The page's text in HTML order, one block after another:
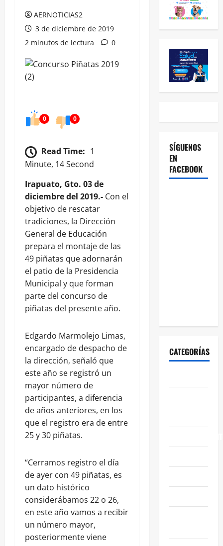
AERNOTICIAS2
3 de diciembre de 2019
2 minutos de lectura
0
0 0
Read Time: 1
Minute, 14 Second
Irapuato, Gto. 03 de
diciembre del 2019.- Con el
objetivo de rescatar
tradiciones, la Dirección
General de Educación
prepara el montaje de las
49 piñatas que adornarán
el patio de la Presidencia
Municipal y que forman
parte del concurso de
piñatas del presente año.
Edgardo Marmolejo Limas,
encargado de despacho de
la dirección, señaló que
este año se registró un
mayor número de
participantes, a diferencia
de años anteriores, en los
que el registro era de entre
25 y 30 piñatas.
“Cerramos registro el día
de ayer con 49 piñatas, es
un dato histórico
considerábamos 22 o 26,
en este año vamos a recibir
un número mayor,
posteriormente viene
SÍGUENOS
EN
FACEBOOK
CATEGORÍAS